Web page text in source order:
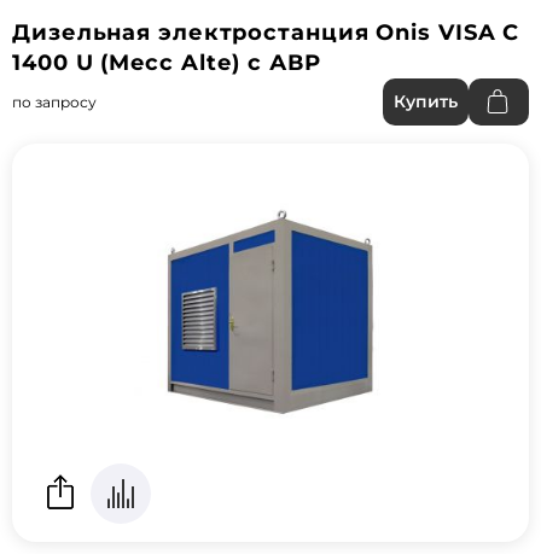
Дизельная электростанция Onis VISA C
1400 U (Mecc Alte) с АВР
по запросу Купить